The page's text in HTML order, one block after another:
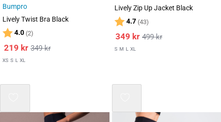
Bumpro
Lively Twist Bra Black
Karakter:
4.0 (2)
349kr
219 kr
XS S L XL
Lively Zip Up Jacket Black
Karakter:
4.7(43)
499kr
349 kr
S M L XL
Mix 3 for 2